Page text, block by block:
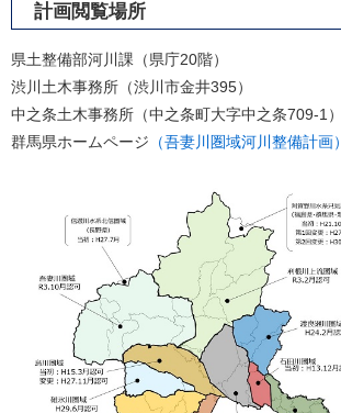
計画閲覧場所
県土整備部河川課（県庁20階）
渋川土木事務所（渋川市金井395）
中之条土木事務所（中之条町大字中之条709-1）
群馬県ホームページ （吾妻川圏域河川整備計画）